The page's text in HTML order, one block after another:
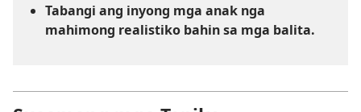
Tabangi ang inyong mga anak nga
mahimong realistiko bahin sa mga balita.